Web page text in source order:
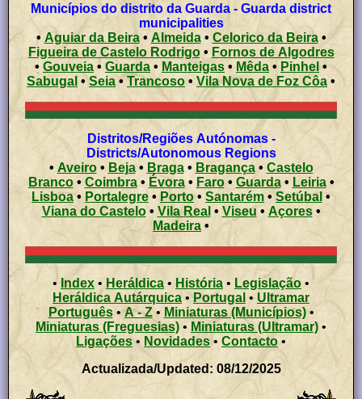
Municípios do distrito da Guarda - Guarda district
municipalities
• Aguiar da Beira• Almeida• Celorico da Beira•
Figueira de Castelo Rodrigo• Fornos de Algodres
• Gouveia • Guarda • Manteigas • Mêda • Pinhel •
Sabugal •Seia •Trancoso • Vila Nova de Foz Côa •
Distritos/Regiões Autónomas -
Districts/Autonomous Regions
• Aveiro• Beja• Braga• Bragança• Castelo
Branco• Coimbra• Évora• Faro• Guarda• Leiria•
Lisboa•Portalegre • Porto • Santarém • Setúbal•
Viana do Castelo• Vila Real • Viseu• Açores •
Madeira •
• Index • Heráldica • História • Legislação •
Heráldica Autárquica•Portugal • Ultramar
Português•A - Z• Miniaturas (Municípios)•
Miniaturas (Freguesias) • Miniaturas (Ultramar)•
Ligações• Novidades • Contacto•
Actualizada/Updated: 08/12/2025